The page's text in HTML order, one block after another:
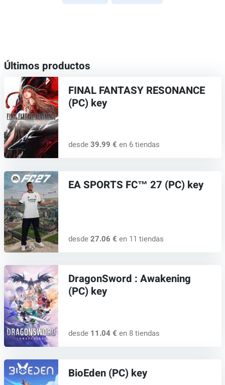
Últimos productos
FINAL FANTASY RESONANCE
(PC) key
desde 39.99 € en 6 tiendas
EA SPORTS FC™ 27 (PC) key
desde 27.06 € en 11 tiendas
DragonSword : Awakening
(PC) key
desde 11.04 € en 8 tiendas
BioEden (PC) key